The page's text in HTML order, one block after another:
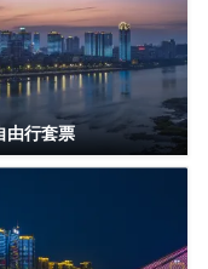
由行套票